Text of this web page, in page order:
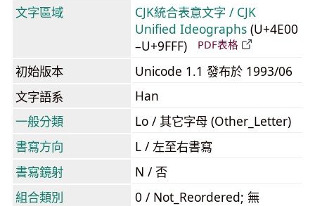
文字區域
CJK統合表意文字 / CJK
Unified Ideographs (U+4E00
–U+9FFF)
PDF表格
初始版本
Unicode 1.1 發布於 1993/06
文字語系
Han
一般分類
Lo / 其它字母 (Other_Letter)
書寫方向
L / 左至右書寫
書寫鏡射
N / 否
組合類別
0 / Not_Reordered; 無